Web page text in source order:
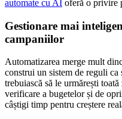
automate cu AI oferă o privire
Gestionare mai
campaniilor
Automatizarea merge mult
construi un sistem de reguli ca
trebuiască să le urmărești
verificare a bugetelor și de
câștigi timp pentru creștere